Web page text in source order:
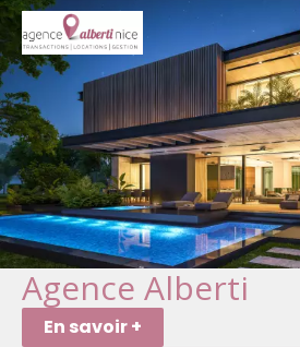
Agence Alberti
En savoir +